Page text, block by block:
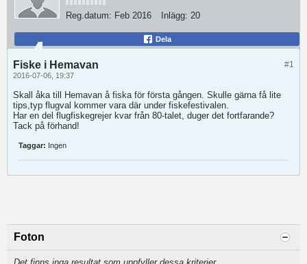
Reg.datum: Feb 2016 Inlägg: 20
Dela
#1
Fiske i Hemavan
2016-07-06, 19:37
Skall åka till Hemavan å fiska för första gången. Skulle gärna få lite
tips,typ flugval kommer vara där under fiskefestivalen.
Har en del flugfiskegrejer kvar från 80-talet, duger det fortfarande?
Tack på förhand!
Taggar: Ingen
Foton